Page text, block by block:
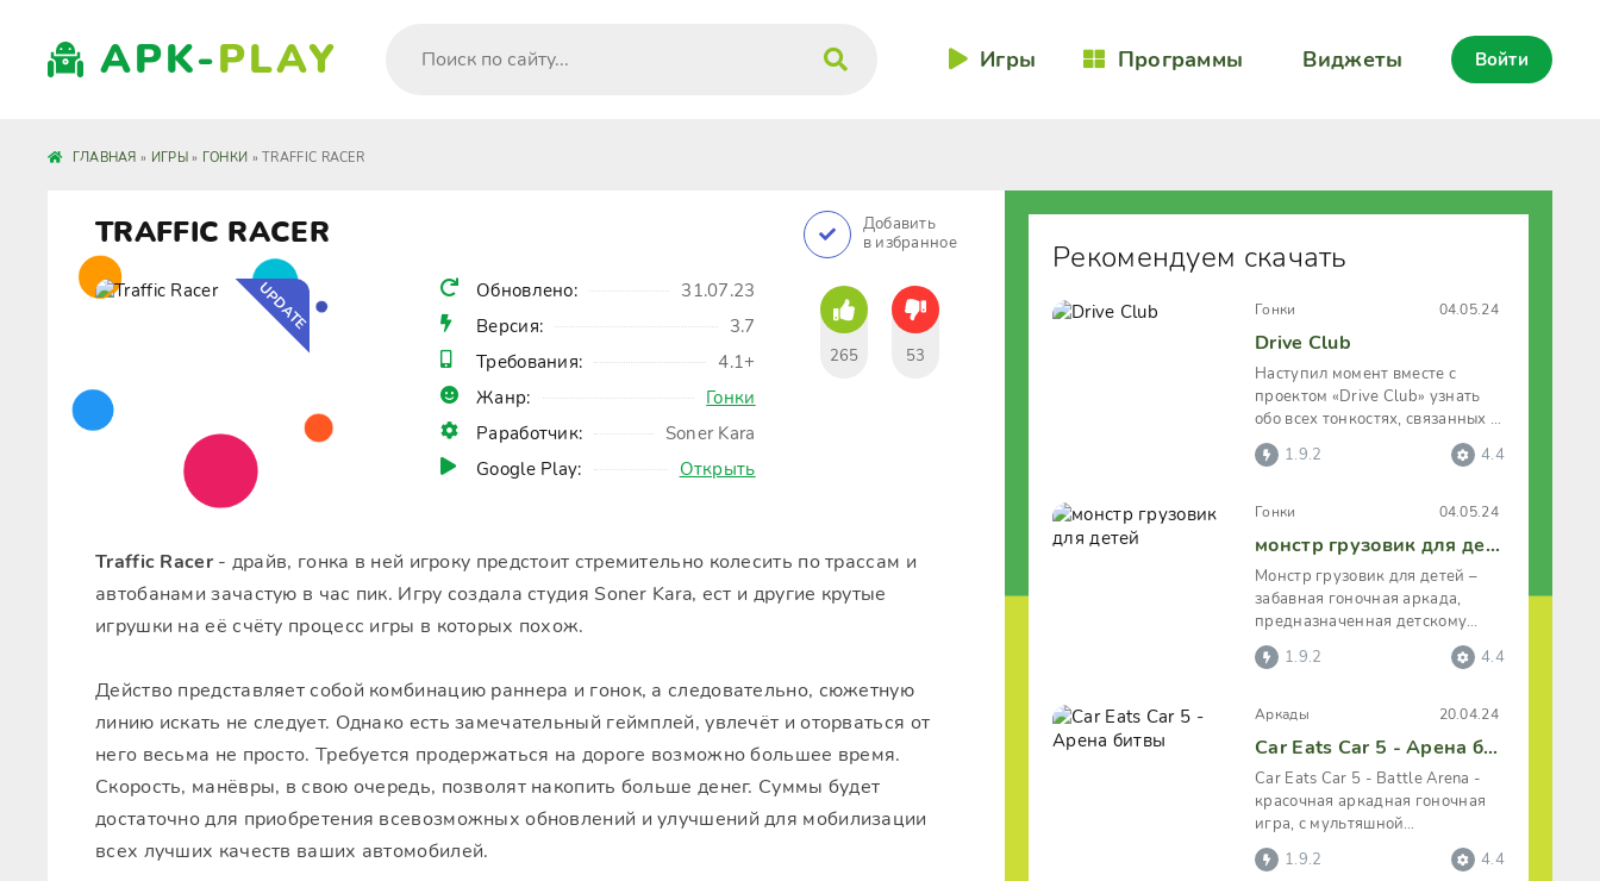
APK-PLAY Игры Программы Виджеты Войти
ГЛАВНАЯ » ИГРЫ» ГОНКИ » TRAFFIC RACER
TRAFFIC RACER
Обновлено:
31.07.23
Версия:
3.7
Требования:
4.1+
Жанр:
Гонки
Раработчик:
Soner Kara
Google Play:
Открыть
UPDATE
Добавить
в избранное
265 53
Traffic Racer- драйв, гонка в ней игроку предстоит стремительно колесить по трассам и
автобанами зачастую в час пик. Игру создала студия Soner Kara, ест и другие крутые
игрушки на её счёту процесс игры в которых похож.
Действо представляет собой комбинацию раннера и гонок, а следовательно, сюжетную
линию искать не следует. Однако есть замечательный геймплей, увлечёт и оторваться от
него весьма не просто. Требуется продержаться на дороге возможно большее время.
Скорость, манёвры, в свою очередь, позволят накопить больше денег. Суммы будет
достаточно для приобретения всевозможных обновлений и улучшений для мобилизации
всех лучших качеств ваших автомобилей.
Рекомендуем скачать
Гонки 04.05.24
Drive Club
Наступил момент вместе с
проектом «Drive Club» узнать
обо всех тонкостях, связанных с
вождением авто. В данном
1.9.2 4.4
Гонки 04.05.24
монстр грузовик для детей
Монстр грузовик для детей –
забавная гоночная аркада,
предназначенная детскому
возрасту с ярким мультяшным
оформлением
1.9.2 4.4
Аркады 20.04.24
Car Eats Car 5 - Арена битвы
Car Eats Car 5 - Battle Arena -
красочная аркадная гоночная
игра, с мультяшной
стилизацией. Пользователь
управляет
1.9.2 4.4